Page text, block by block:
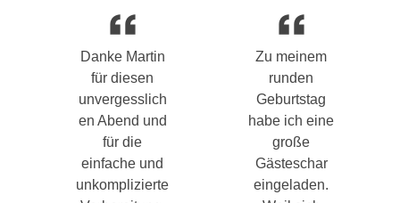
Danke Martin
für diesen
unvergesslich
en Abend und
für die
einfache und
unkomplizierte
Zu meinem
runden
Geburtstag
habe ich eine
große
Gästeschar
eingeladen.